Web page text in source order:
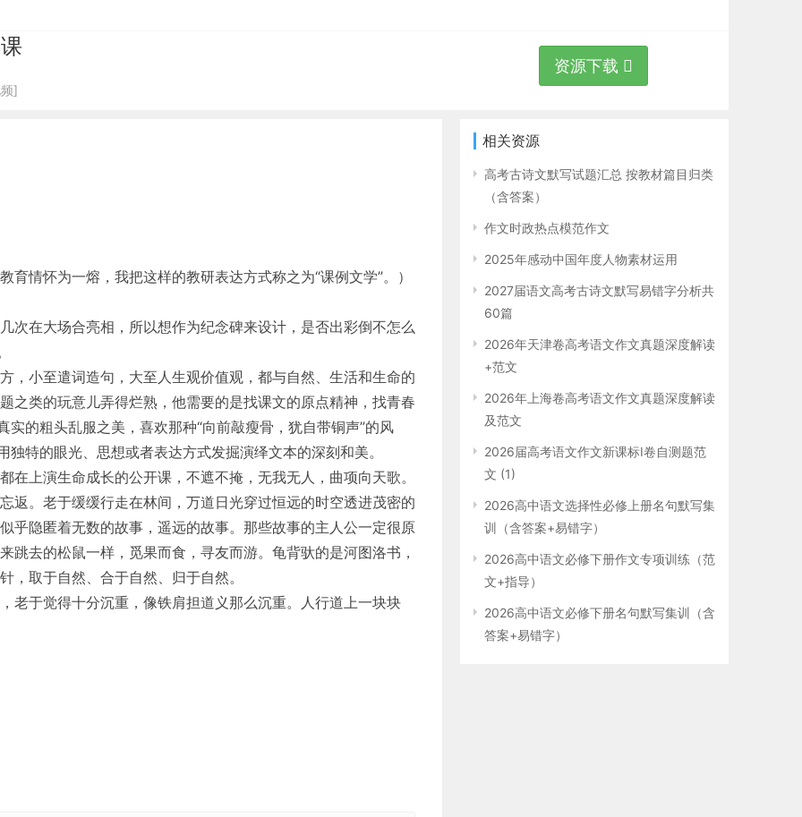
]
资源下载
育情怀为一熔，我把这样的教研表达方式称之为“课例文学”。）
次在大场合亮相，所以想作为纪念碑来设计，是否出彩倒不怎么
，小至遣词造句，大至人生观价值观，都与自然、生活和生命的
之类的玩意儿弄得烂熟，他需要的是找课文的原点精神，找青春
实的粗头乱服之美，喜欢那种“向前敲瘦骨，犹自带铜声”的风
特的眼光、思想或者表达方式发掘演绎文本的深刻和美。
上演生命成长的公开课，不遮不掩，无我无人，曲项向天歌。
返。老于缓缓行走在林间，万道日光穿过恒远的时空透进茂密的
乎隐匿着无数的故事，遥远的故事。那些故事的主人公一定很原
跳去的松鼠一样，觅果而食，寻友而游。龟背驮的是河图洛书，
，取于自然、合于自然、归于自然。
老于觉得十分沉重，像铁肩担道义那么沉重。人行道上一块块
息实在妙不可言。老于不由地往树林深处踱去。密林生风雨，风
言说。老于意识深处的碎片层层泛起，二十多年来一张张清晰
相关资源
高考古诗文默写试题汇总 按教材篇目归类
（含答案）
作文时政热点模范作文
2025年感动中国年度人物素材运用
2027届语文高考古诗文默写易错字分析共
60篇
2026年天津卷高考语文作文真题深度解读
+范文
2026年上海卷高考语文作文真题深度解读
及范文
2026届高考语文作文新课标Ⅰ卷自测题范
文 (1)
2026高中语文选择性必修上册名句默写集
训（含答案+易错字）
2026高中语文必修下册作文专项训练（范
文+指导）
2026高中语文必修下册名句默写集训（含
答案+易错字）